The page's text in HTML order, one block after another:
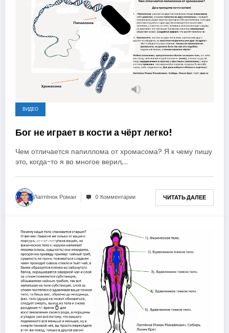
2 года ago
ВИДЕО
Бог не играет в кости а чёрт легко!
Чем отличается папиллома от хромасома? Я к чему пишу
это, когда-то я во многое верил,…
Лаптёнок Роман 0 Комментарии ЧИТАТЬ ДАЛЕЕ
2 года ago